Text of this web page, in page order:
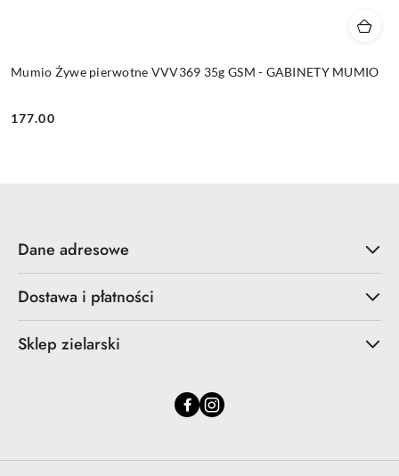
Mumio Żywe pierwotne VVV369 35g GSM - GABINETY MUMIO
Cena:
177.00
Dane adresowe
Dostawa i płatności
Sklep zielarski